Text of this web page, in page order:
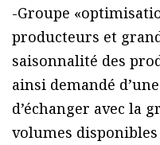
-Groupe
producteurs et
saisonnalité des
ainsi demandé
d’échanger avec la
volumes